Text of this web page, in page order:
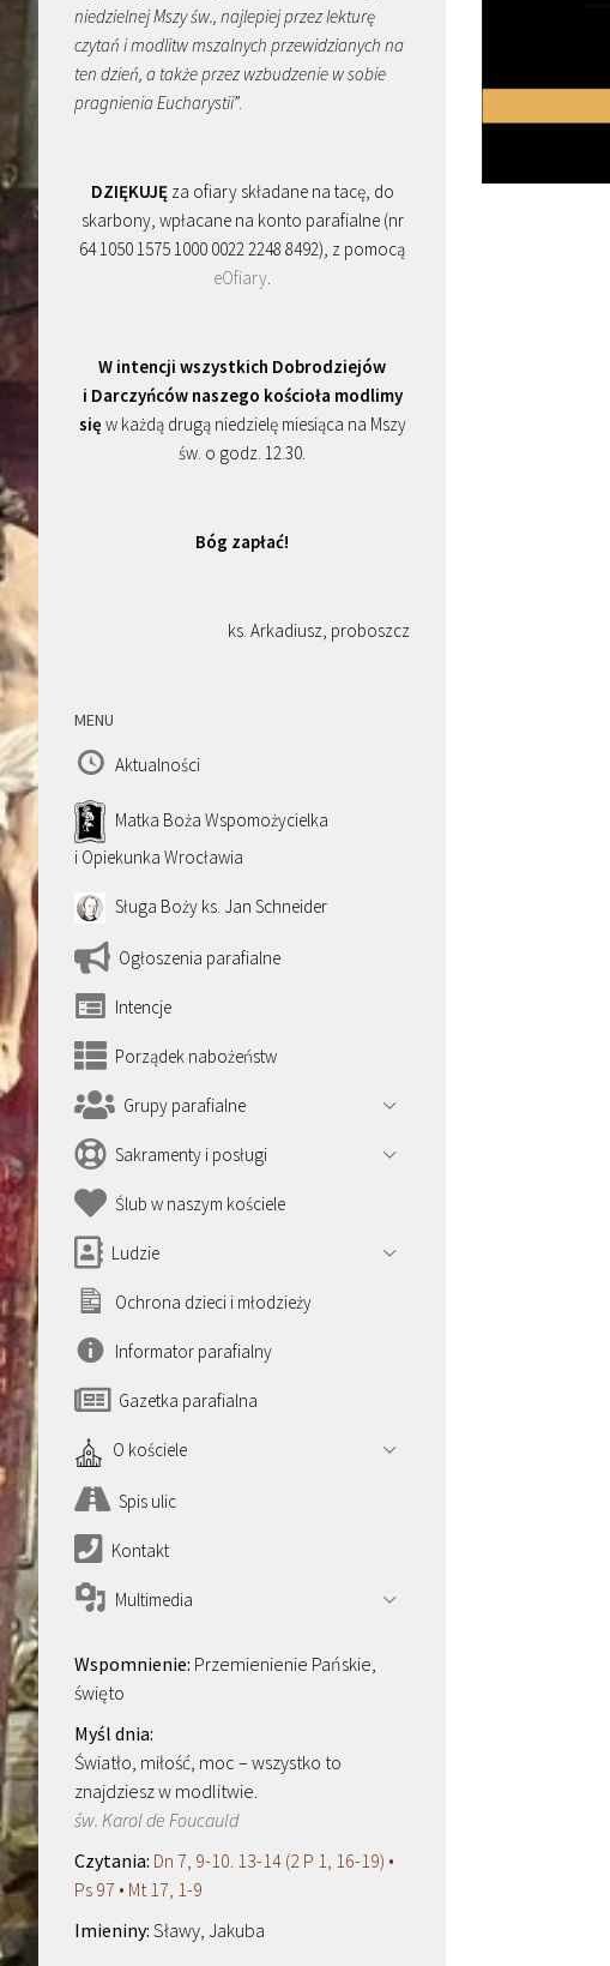
niedzielnej Mszy św., najlepiej przez lekturę
czytań i modlitw mszalnych przewidzianych na
ten dzień, a także przez wzbudzenie w sobie
pragnienia Eucharystii”.
DZIĘKUJĘza ofiary składane na tacę, do
skarbony, wpłacane na konto parafialne (nr
64 1050 1575 1000 0022 2248 8492), z pomocą
eOfiary.
W intencji wszystkich Dobrodziejów
i Darczyńców naszego kościoła modlimy
się w każdą drugą niedzielę miesiąca na Mszy
św. o godz. 12.30.
Bóg zapłać!
ks. Arkadiusz, proboszcz
MENU
Aktualności
Matka Boża Wspomożycielka
i Opiekunka Wrocławia
Sługa Boży ks. Jan Schneider
Ogłoszenia parafialne
Intencje
Porządek nabożeństw
Grupy parafialne
Sakramenty i posługi
Ślub w naszym kościele
Ludzie
Ochrona dzieci i młodzieży
Informator parafialny
Gazetka parafialna
O kościele
Spis ulic
Kontakt
Multimedia
Przemienienie Pańskie,
święto
Światło, miłość, moc – wszystko to
znajdziesz w modlitwie.
św. Karol de Foucauld
Dn 7, 9-10. 13-14 (2 P 1, 16-19) •
Ps 97 • Mt 17, 1-9
Sławy, Jakuba